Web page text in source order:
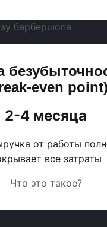
even point)
2-4 месяца
от работы
все затраты
Что это такое?